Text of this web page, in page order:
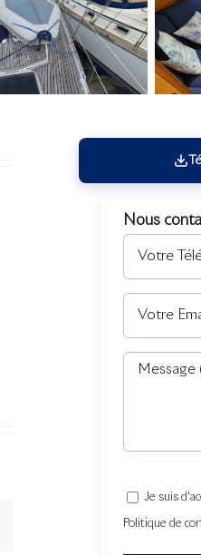
Nous
Je suis
Politique de